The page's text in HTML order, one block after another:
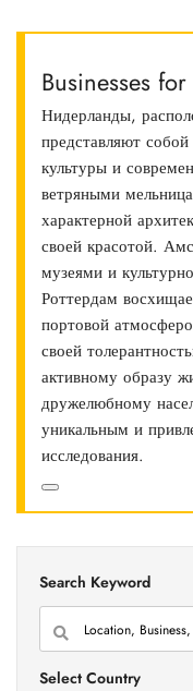
Businesses
Нидерланды,
представляют
культуры и
ветряными
характерной
своей красотой.
музеями и
Роттердам
портовой
своей
активному образу
дружелюбному
уникальным и
исследования.
Search Keyword
Select Country